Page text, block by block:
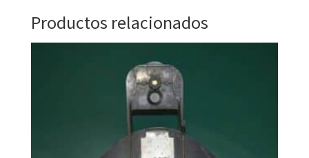
Productos relacionados